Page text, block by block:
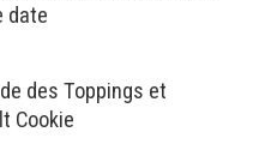
date
des Toppings et
Cookie